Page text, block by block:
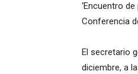
‘Encuentro
Conferencia
El secretario
diciembre, a